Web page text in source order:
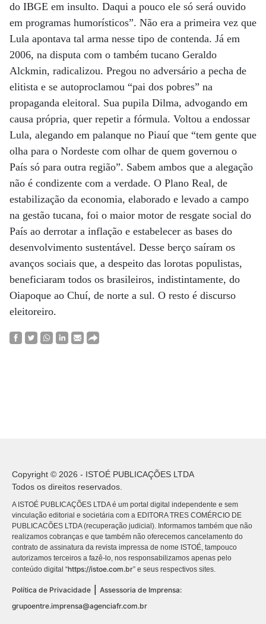
do IBGE em insulto. Daqui a pouco ele só será ouvido
em programas humorísticos”. Não era a primeira vez que
Lula apontava tal arma nesse tipo de contenda. Já em
2006, na disputa com o também tucano Geraldo
Alckmin, radicalizou. Pregou no adversário a pecha de
elitista e se autoproclamou “pai dos pobres” na
propaganda eleitoral. Sua pupila Dilma, advogando em
causa própria, quer repetir a fórmula. Voltou a endossar
Lula, alegando em palanque no Piauí que “tem gente que
olha para o Nordeste com olhar de quem governou o
País só para outra região”. Sabem ambos que a alegação
não é condizente com a verdade. O Plano Real, de
estabilização da economia, elaborado e levado a campo
na gestão tucana, foi o maior motor de resgate social do
País ao derrotar a inflação e estabelecer as bases do
desenvolvimento sustentável. Desse berço saíram os
avanços sociais que, a despeito das lorotas populistas,
beneficiaram todos os brasileiros, indistintamente, do
Oiapoque ao Chuí, de norte a sul. O resto é discurso
eleitoreiro.
Copyright © 2026 - ISTOÉ PUBLICAÇÕES LTDA
Todos os direitos reservados.
A ISTOÉ PUBLICAÇÕES LTDA é um portal digital independente e sem
vinculação editorial e societária com a EDITORA TRES COMÉRCIO DE
PUBLICACÕES LTDA (recuperação judicial). Informamos também que não
realizamos cobranças e que também não oferecemos cancelamento do
contrato de assinatura da revista impressa de nome ISTOÉ, tampouco
autorizamos terceiros a fazê-lo, nos responsabilizamos apenas pelo
conteúdo digital “https://istoe.com.br” e seus respectivos sites.
Política de Privacidade
Assessoria de Imprensa:
grupoentre.imprensa@agenciafr.com.br